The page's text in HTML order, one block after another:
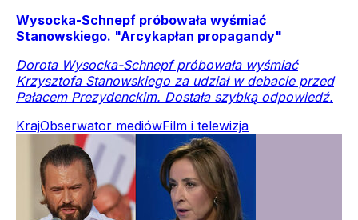
Wysocka-Schnepf próbowała wyśmiać
Stanowskiego. "Arcykapłan propagandy"
Dorota Wysocka-Schnepf próbowała wyśmiać
Krzysztofa Stanowskiego za udział w debacie przed
Pałacem Prezydenckim. Dostała szybką odpowiedź.
KrajObserwator mediówFilm i telewizja